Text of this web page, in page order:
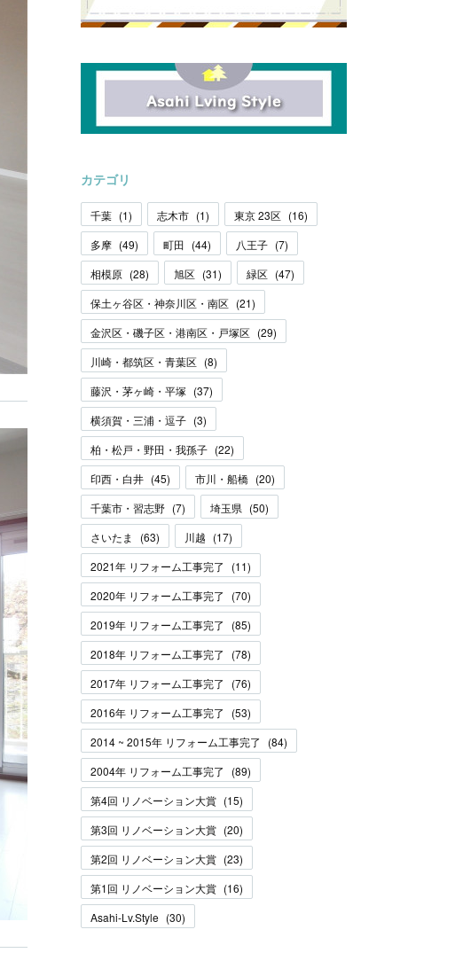
カテゴリ
千葉 (1) 志木市 (1) 東京 23区 (16)
多摩 (49) 町田 (44) 八王子 (7)
相模原 (28) 旭区 (31) 緑区 (47)
保土ヶ谷区・神奈川区・南区 (21)
金沢区・磯子区・港南区・戸塚区 (29)
川崎・都筑区・青葉区 (8)
藤沢・茅ヶ崎・平塚 (37)
横須賀・三浦・逗子 (3)
柏・松戸・野田・我孫子 (22)
印西・白井 (45) 市川・船橋 (20)
千葉市・習志野 (7) 埼玉県 (50)
さいたま
(63) 川越 (17)
2021年 リフォーム工事完了
(11)
2020年 リフォーム工事完了
(70)
2019年 リフォーム工事完了
(85)
2018年 リフォーム工事完了
(78)
2017年 リフォーム工事完了
(76)
2016年 リフォーム工事完了
(53)
2014 ~ 2015年 リフォーム工事完了
(84)
2004年 リフォーム工事完了
(89)
第4回 リノベーション大賞 (15)
第3回 リノベーション大賞 (20)
第2回 リノベーション大賞 (23)
第1回 リノベーション大賞 (16)
Asahi-Lv.Style (30)